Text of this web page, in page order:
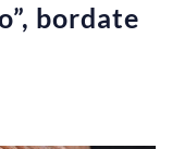
bordate